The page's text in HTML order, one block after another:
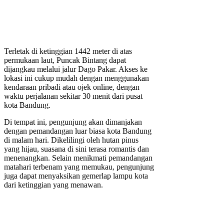
Terletak di ketinggian 1442 meter di atas
permukaan laut, Puncak Bintang dapat
dijangkau melalui jalur Dago Pakar. Akses ke
lokasi ini cukup mudah dengan menggunakan
kendaraan pribadi atau ojek online, dengan
waktu perjalanan sekitar 30 menit dari pusat
kota Bandung.
Di tempat ini, pengunjung akan dimanjakan
dengan pemandangan luar biasa kota Bandung
di malam hari. Dikelilingi oleh hutan pinus
yang hijau, suasana di sini terasa romantis dan
menenangkan. Selain menikmati pemandangan
matahari terbenam yang memukau, pengunjung
juga dapat menyaksikan gemerlap lampu kota
dari ketinggian yang menawan.